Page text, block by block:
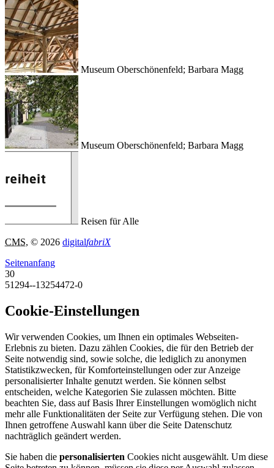
Museum Oberschönenfeld; Barbara Magg
Museum Oberschönenfeld; Barbara Magg
Reisen für Alle
CMS, © 2026 digitalfabriX
Seitenanfang
30
51294--13254472-0
Cookie-Einstellungen
Wir verwenden Cookies, um Ihnen ein optimales Webseiten-
Erlebnis zu bieten. Dazu zählen Cookies, die für den Betrieb der
Seite notwendig sind, sowie solche, die lediglich zu anonymen
Statistikzwecken, für Komforteinstellungen oder zur Anzeige
personalisierter Inhalte genutzt werden. Sie können selbst
entscheiden, welche Kategorien Sie zulassen möchten. Bitte
beachten Sie, dass auf Basis Ihrer Einstellungen womöglich nicht
mehr alle Funktionalitäten der Seite zur Verfügung stehen. Die von
Ihnen getroffene Auswahl kann über die Seite Datenschutz
nachträglich geändert werden.
Sie haben die personalisierten Cookies nicht ausgewählt. Um diese